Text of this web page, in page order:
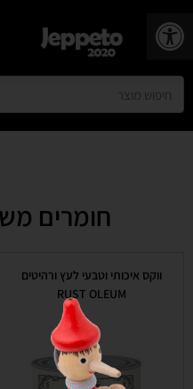
פתח סרגל נגישות
חומרים
ווקס איכותי וטבעי לעץ ורהיטים
RUST OLEUM